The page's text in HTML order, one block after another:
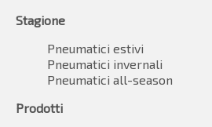
Stagione
Pneumatici estivi
Pneumatici invernali
Pneumatici all-season
Prodotti